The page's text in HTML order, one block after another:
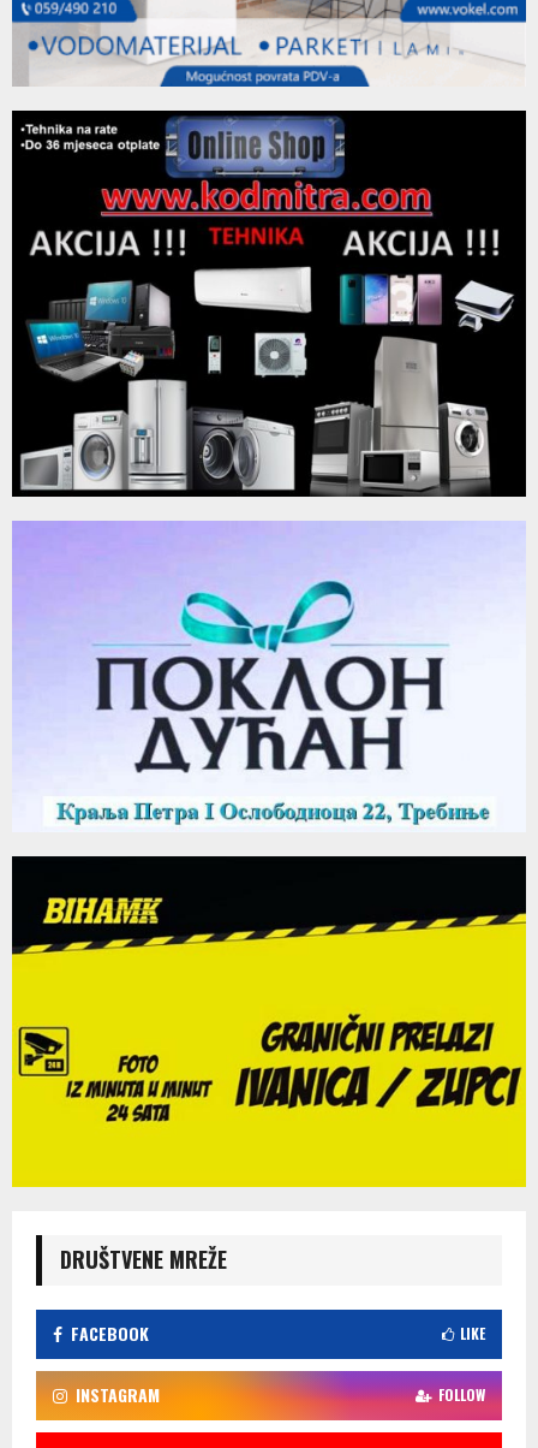
DRUŠTVENE MREŽE
FACEBOOK LIKE
INSTAGRAM FOLLOW